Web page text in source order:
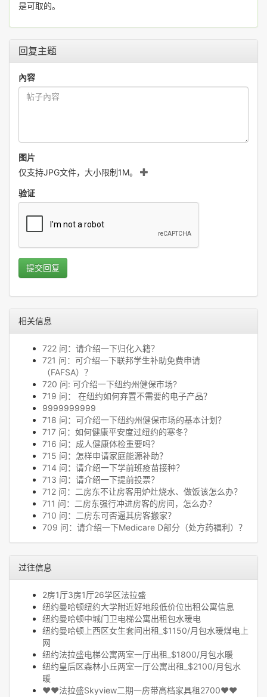
是可取的。
回复主题
內容
图片
仅支持JPG文件，大小限制1M。
验证
提交回复
相关信息
722 问：请介绍一下归化入籍？
721 问：可介绍一下联邦学生补助免费申请
（FAFSA）？
720 问: 可介绍一下纽约州健保市场?
719 问： 在纽约如何弃置不需要的电子产品？
9999999999
718 问：可介绍一下纽约州健保市场的基本计划？
717 问：如何健康平安度过纽约的寒冬？
716 问：成人健康体检重要吗？
715 问：怎样申请家庭能源补助？
714 问：请介绍一下学前班疫苗接种？
713 问：请介绍一下提前投票？
712 问：二房东不让房客用炉灶烧水、做饭该怎么办？
711 问：二房东强行冲进房客的房间，怎么办？
710 问：二房东可否逼其房客搬家？
709 问：请介绍一下Medicare D部分（处方药福利）？
过往信息
2房1厅3房1厅26学区法拉盛
纽约曼哈顿纽约大学附近好地段低价位出租公寓信息
纽约曼哈顿中城门卫电梯公寓出租包水暖电
纽约曼哈顿上西区女生套间出租_$1150/月包水暖煤电上
网
纽约法拉盛电梯公寓两室一厅出租_$1800/月包水暖
纽约皇后区森林小丘两室一厅公寓出租_$2100/月包水
暖
❤❤法拉盛Skyview二期一房带高档家具租2700❤❤